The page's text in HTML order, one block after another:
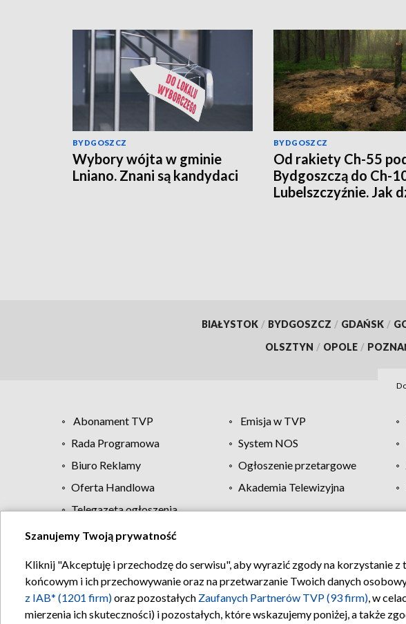
BYDGOSZCZ
Wybory wójta w gminie
Lniano. Znani są kandydaci
BYDGOSZCZ
Od rakiety Ch-55
Bydgoszczą do Ch-
Lubelszczyźnie. Jak
BIAŁYSTOK / BYDGOSZCZ / GDAŃSK /
OLSZTYN / OPOLE /
Abonament TVP Emisja w TVP
Rada Programowa
System NOS
Biuro Reklamy
Ogłoszenie przetargowe
Oferta Handlowa
Akademia Telewizyjna
Telegazeta ogłoszenia
Regulamin TVP Polityka
Szanujemy Twoją prywatność
Kliknij "Akceptuję i przechodzę do serwisu", aby wyrazić zgody na korzystanie
końcowym i ich przechowywanie oraz na przetwarzanie Twoich danych
z IAB* (1201 firm)oraz pozostałych Zaufanych Partnerów TVP (93 firm), w
mierzenia ich skuteczności) i pozostałych, które wskazujemy poniżej, a także